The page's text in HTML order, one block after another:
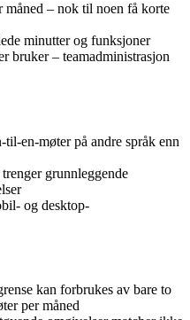
måned – nok til noen få korte
minutter og funksjoner
bruker – teamadministrasjon
en-møter på andre språk enn
grunnleggende
og desktop-
kan forbrukes av bare to
per måned